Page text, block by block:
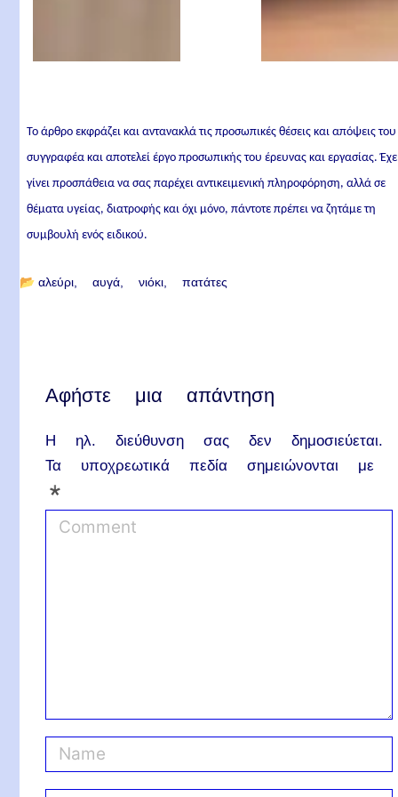
Το άρθρο εκφράζει και αντανακλά τις προσωπικές θέσεις και απόψεις του
συγγραφέα και αποτελεί έργο προσωπικής του έρευνας και εργασίας.
γίνει προσπάθεια να σας παρέχει αντικειμενική πληροφόρηση, αλλά σε
θέματα υγείας, διατροφής και όχι μόνο, πάντοτε πρέπει να ζητάμε τη
συμβουλή ενός ειδικού.
📂 αλεύρι αυγά νιόκι πατάτες
Αφήστε μια απάντηση
Η ηλ. διεύθυνση σας δεν δημοσιεύεται.
Τα υποχρεωτικά πεδία σημειώνονται με
*
a